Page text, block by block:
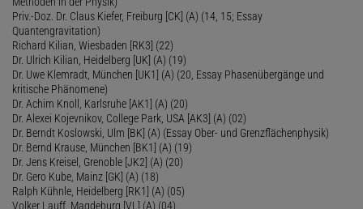
Priv.-Doz. Dr. Claus Kiefer, Freiburg [CK] (A) (14, 15; Essay
Quantengravitation)
Richard Kilian, Wiesbaden [RK3] (22)
Dr. Ulrich Kilian, Heidelberg [UK] (A) (19)
Dr. Uwe Klemradt, München [UK1] (A) (20, Essay Phasenübergänge und
kritische Phänomene)
Dr. Achim Knoll, Karlsruhe [AK1] (A) (20)
Dr. Alexei Kojevnikov, College Park, USA [AK3] (A) (02)
Dr. Berndt Koslowski, Ulm [BK] (A) (Essay Ober- und Grenzflächenphysik)
Dr. Bernd Krause, München [BK1] (A) (19)
Dr. Jens Kreisel, Grenoble [JK2] (A) (20)
Dr. Gero Kube, Mainz [GK] (A) (18)
Ralph Kühnle, Heidelberg [RK1] (A) (05)
Volker Lauff, Magdeburg [VL] (A) (04)